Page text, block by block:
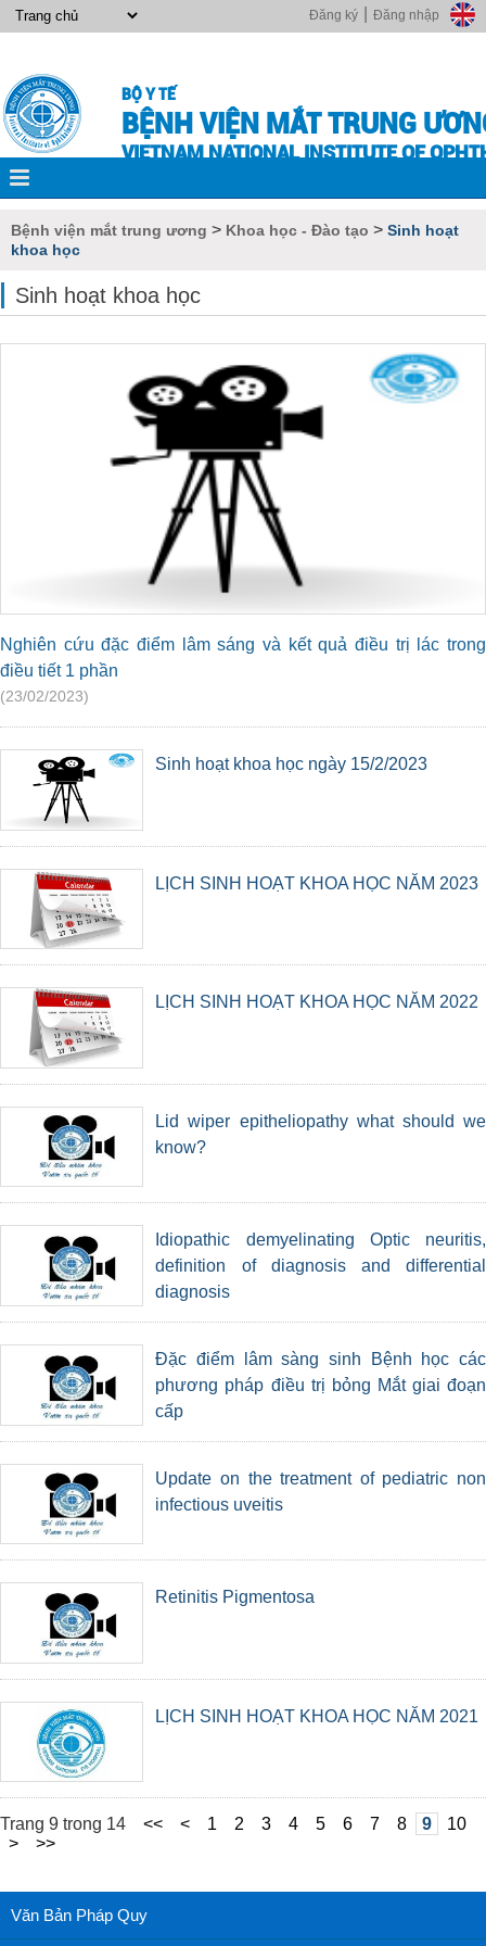
Đăng nhập
Đăng ký
BỘ Y TẾ
BỆNH VIỆN MẮT TRUNG
VIETNAM NATIONAL INSTITUTE OF
Bệnh viện mắt trung ương > Khoa học - Đào tạo > Sinh hoạt
khoa học
Sinh hoạt khoa học
Nghiên cứu đặc điểm lâm sáng và kết quả điều trị lác trong
điều tiết 1 phần
(23/02/2023)
Sinh hoạt khoa học ngày 15/2/2023
LỊCH SINH HOẠT KHOA HỌC NĂM 2023
LỊCH SINH HOẠT KHOA HỌC NĂM 2022
Lid wiper epitheliopathy what should we
know?
Idiopathic demyelinating Optic neuritis,
definition of diagnosis and differential
diagnosis
Đặc điểm lâm sàng sinh Bệnh học các
phương pháp điều trị bỏng Mắt giai đoạn
cấp
Update on the treatment of pediatric non
infectious uveitis
Retinitis Pigmentosa
LỊCH SINH HOẠT KHOA HỌC NĂM 2021
Trang 9 trong 14 << < 1 2 3 4 5 6 7 8 9
10
>
>>
Văn Bản Pháp Quy